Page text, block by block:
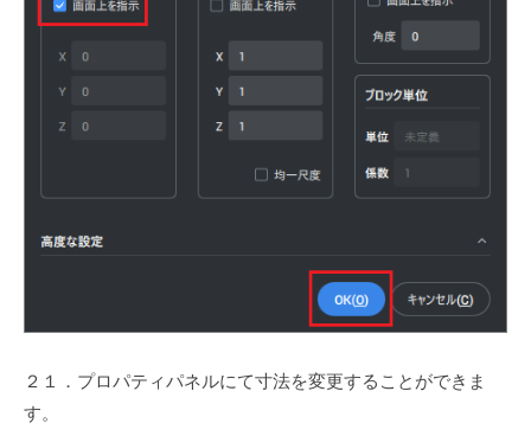
２１．プロパティパネルにて寸法を変更することができま
す。